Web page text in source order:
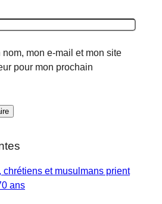
nom, mon e-mail et mon site
pour mon prochain